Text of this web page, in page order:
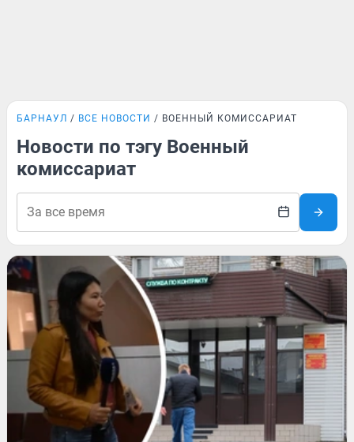
БАРНАУЛ ВСЕ НОВОСТИ ВОЕННЫЙ КОМИССАРИАТ
Новости по тэгу Военный
комиссариат